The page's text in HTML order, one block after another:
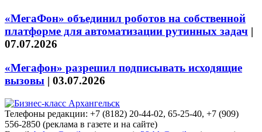
«МегаФон» объединил роботов на собственной
платформе для автоматизации рутинных задач |
07.07.2026
«Мегафон» разрешил подписывать исходящие
вызовы | 03.07.2026
Телефоны редакции: +7 (8182) 20-44-02, 65-25-40, +7 (909)
556-2850 (реклама в газете и на сайте)